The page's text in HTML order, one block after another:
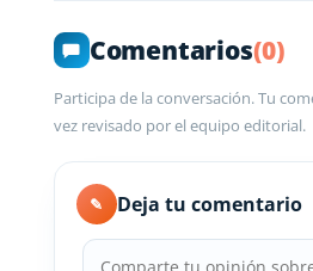
Comentarios(0)
Participa de la conversación. Tu
vez revisado por el equipo editorial.
✎ Deja tu comentario